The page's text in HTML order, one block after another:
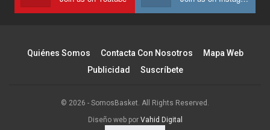
Quiénes Somos Contacta Con Nosotros
Mapa Web
Publicidad
Suscríbete
© 2026 - SomosBasket. All Rights Reserved.
Diseño web por Vahid Digital